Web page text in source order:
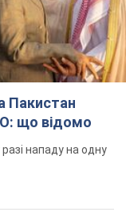
Пакистан
що відомо
нападу на одну